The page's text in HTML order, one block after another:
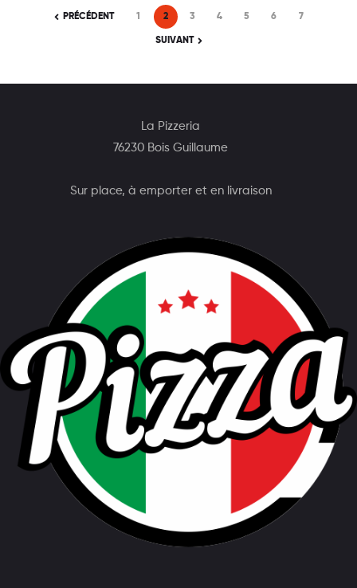
PRÉCÉDENT 1 2 3 4 5 6 7
SUIVANT
La Pizzeria
76230 Bois Guillaume
Sur place, à emporter et en livraison